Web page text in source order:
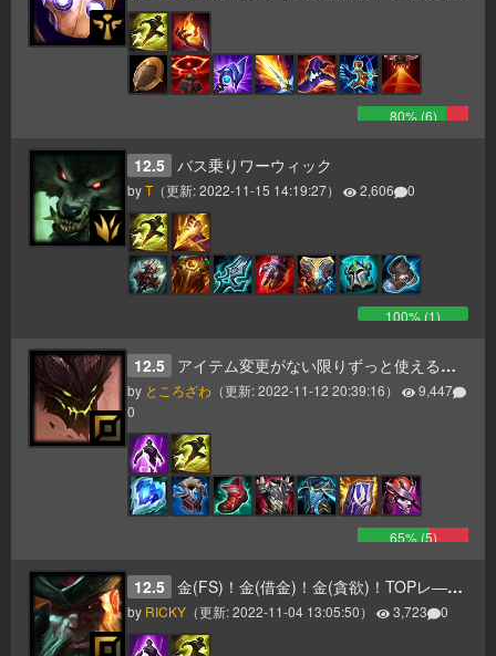
80% (6)
12.5 バス乗りワーウィック
byT （更新:2022-11-15 14:19:27） 2,606 0
100% (1)
12.5 アイテム変更がない限りずっと使える正しいビルド
by ところざわ （更新:2022-11-12 20:39:16）
9,447
0
65% (5)
12.5 金(FS)！金(借金)！金(貪欲)！TOPレ―ナーとして恥ずかしくないのか！！【TOP/MID】
by RICKY （更新:2022-11-04 13:05:50） 3,723 0